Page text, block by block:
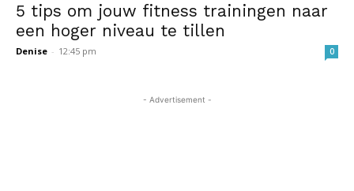
5 tips om jouw fitness trainingen naar
een hoger niveau te tillen
Denise - 12:45 pm 0
- Advertisement -